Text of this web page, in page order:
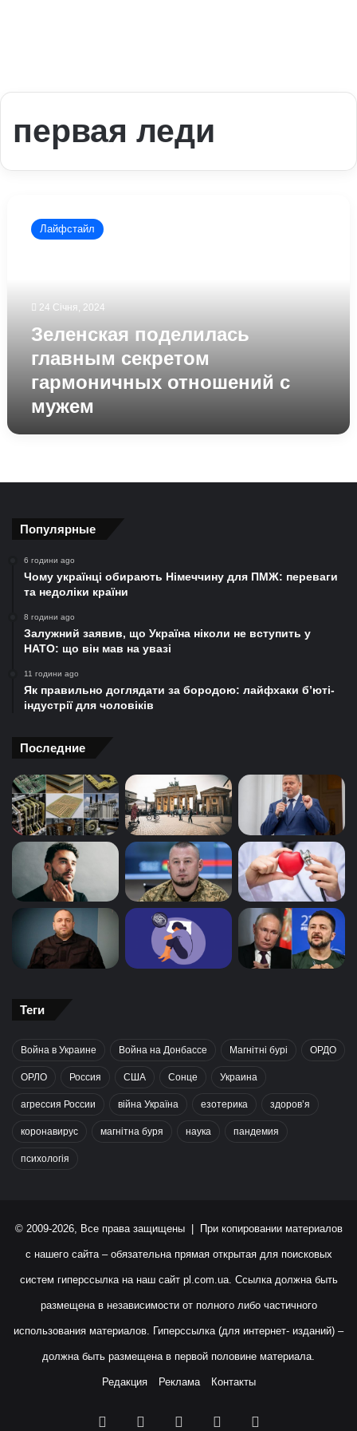
первая леди
поделилась
главным
Лайфстайл
24 Січня, 2024
Зеленская поделилась
главным секретом
гармоничных отношений с
мужем
Популярные
6 години ago
Чому українці обирають Німеччину для ПМЖ: переваги
та недоліки країни
8 години ago
Залужний заявив, що Україна ніколи не вступить у
НАТО: що він мав на увазі
11 години ago
Як правильно доглядати за бородою: лайфхаки б’юті-
індустрії для чоловіків
Последние
Теги
Война в Украине Война на Донбассе Магнітні бурі ОРДО
ОРЛО Россия США Сонце Украина
агрессия России війна Україна езотерика здоров’я
коронавирус магнітна буря наука пандемия
психологія
© 2009-2026, Все права защищены | При копировании материалов
с нашего сайта – обязательна прямая открытая для поисковых
систем гиперссылка на наш сайт pl.com.ua. Ссылка должна быть
размещена в независимости от полного либо частичного
использования материалов. Гиперссылка (для интернет- изданий) –
должна быть размещена в первой половине материала.
Редакция Реклама Контакты
Facebook YouTubeInstagram